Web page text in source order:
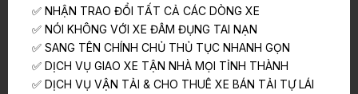
✅ NHẬN TRAO ĐỔI TẤT CẢ CÁC DÒNG XE
✅ NÓI KHÔNG VỚI XE ĐÂM ĐỤNG TAI NẠN
✅ SANG TÊN CHÍNH CHỦ THỦ TỤC NHANH GỌN
✅ DỊCH VỤ GIAO XE TẬN NHÀ MỌI TỈNH THÀNH
✅ DỊCH VỤ VẬN TẢI & CHO THUÊ XE BÁN TẢI TỰ LÁI